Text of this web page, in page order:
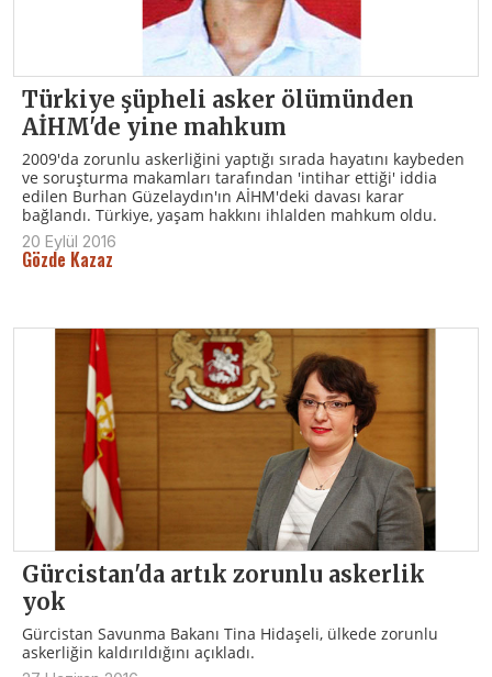
Türkiye şüpheli asker ölümünden
AİHM'de yine mahkum
2009'da zorunlu askerliğini yaptığı sırada hayatını kaybeden
ve soruşturma makamları tarafından 'intihar ettiği' iddia
edilen Burhan Güzelaydın'ın AİHM'deki davası karar
bağlandı. Türkiye, yaşam hakkını ihlalden mahkum oldu.
20 Eylül 2016
Gözde Kazaz
Gürcistan'da artık zorunlu askerlik
yok
Gürcistan Savunma Bakanı Tina Hidaşeli, ülkede zorunlu
askerliğin kaldırıldığını açıkladı.